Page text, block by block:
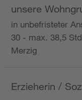
unsere
in unbefristeter
30 - max. 38,5
Merzig
Erzieherin /